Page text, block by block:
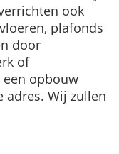
ook
plafonds
door
of
een opbouw
adres. Wij zullen